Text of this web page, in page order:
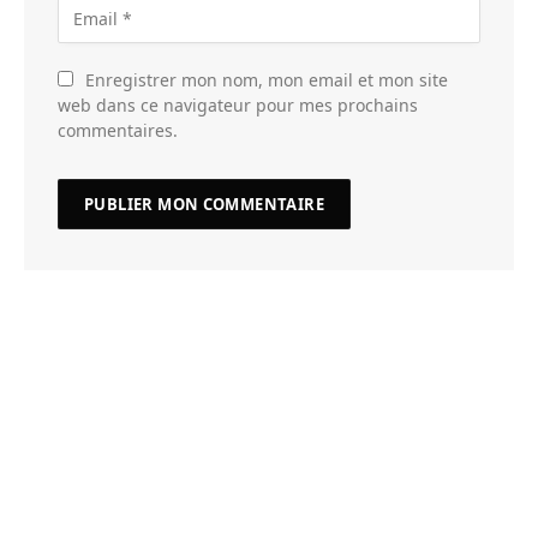
Enregistrer mon nom, mon email et mon site
web dans ce navigateur pour mes prochains
commentaires.